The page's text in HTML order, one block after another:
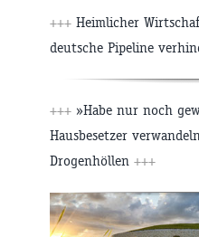
+++ Heimlicher
deutsche Pipeline
+++ »Habe nur noch
Hausbesetzer
Drogenhöllen +++